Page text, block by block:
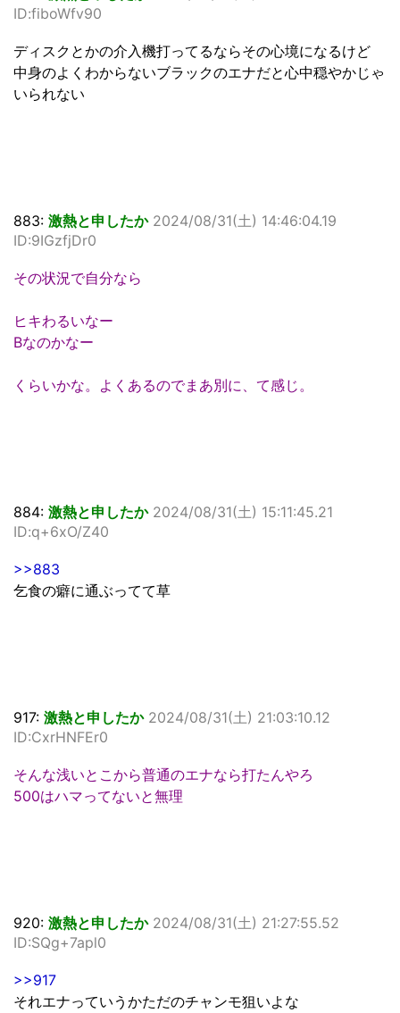
ID:fiboWfv90
ディスクとかの介入機打ってるならその心境になるけど
中身のよくわからないブラックのエナだと心中穏やかじゃ
いられない
883: 激熱と申したか 2024/08/31(土) 14:46:04.19
ID:9IGzfjDr0
その状況で自分なら
ヒキわるいなー
Bなのかなー
くらいかな。よくあるのでまあ別に、て感じ。
884: 激熱と申したか 2024/08/31(土) 15:11:45.21
ID:q+6xO/Z40
>>883
乞食の癖に通ぶってて草
917: 激熱と申したか 2024/08/31(土) 21:03:10.12
ID:CxrHNFEr0
そんな浅いとこから普通のエナなら打たんやろ
500はハマってないと無理
920: 激熱と申したか 2024/08/31(土) 21:27:55.52
ID:SQg+7apl0
>>917
それエナっていうかただのチャンモ狙いよな